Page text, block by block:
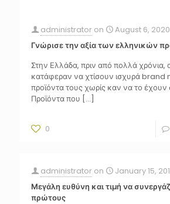
administrator on
August 6, 2020
Γνώρισε την αξία των ελληνικών
Στην Ελλάδα, πριν από πολλά χρόνια,
κατάφεραν να χτίσουν ισχυρά brand
προϊόντα τους χωρίς καν να το έχουν
Προϊόντα που […]
0
administrator on
January 15,
Μεγάλη ευθύνη και τιμή να
πρώτους